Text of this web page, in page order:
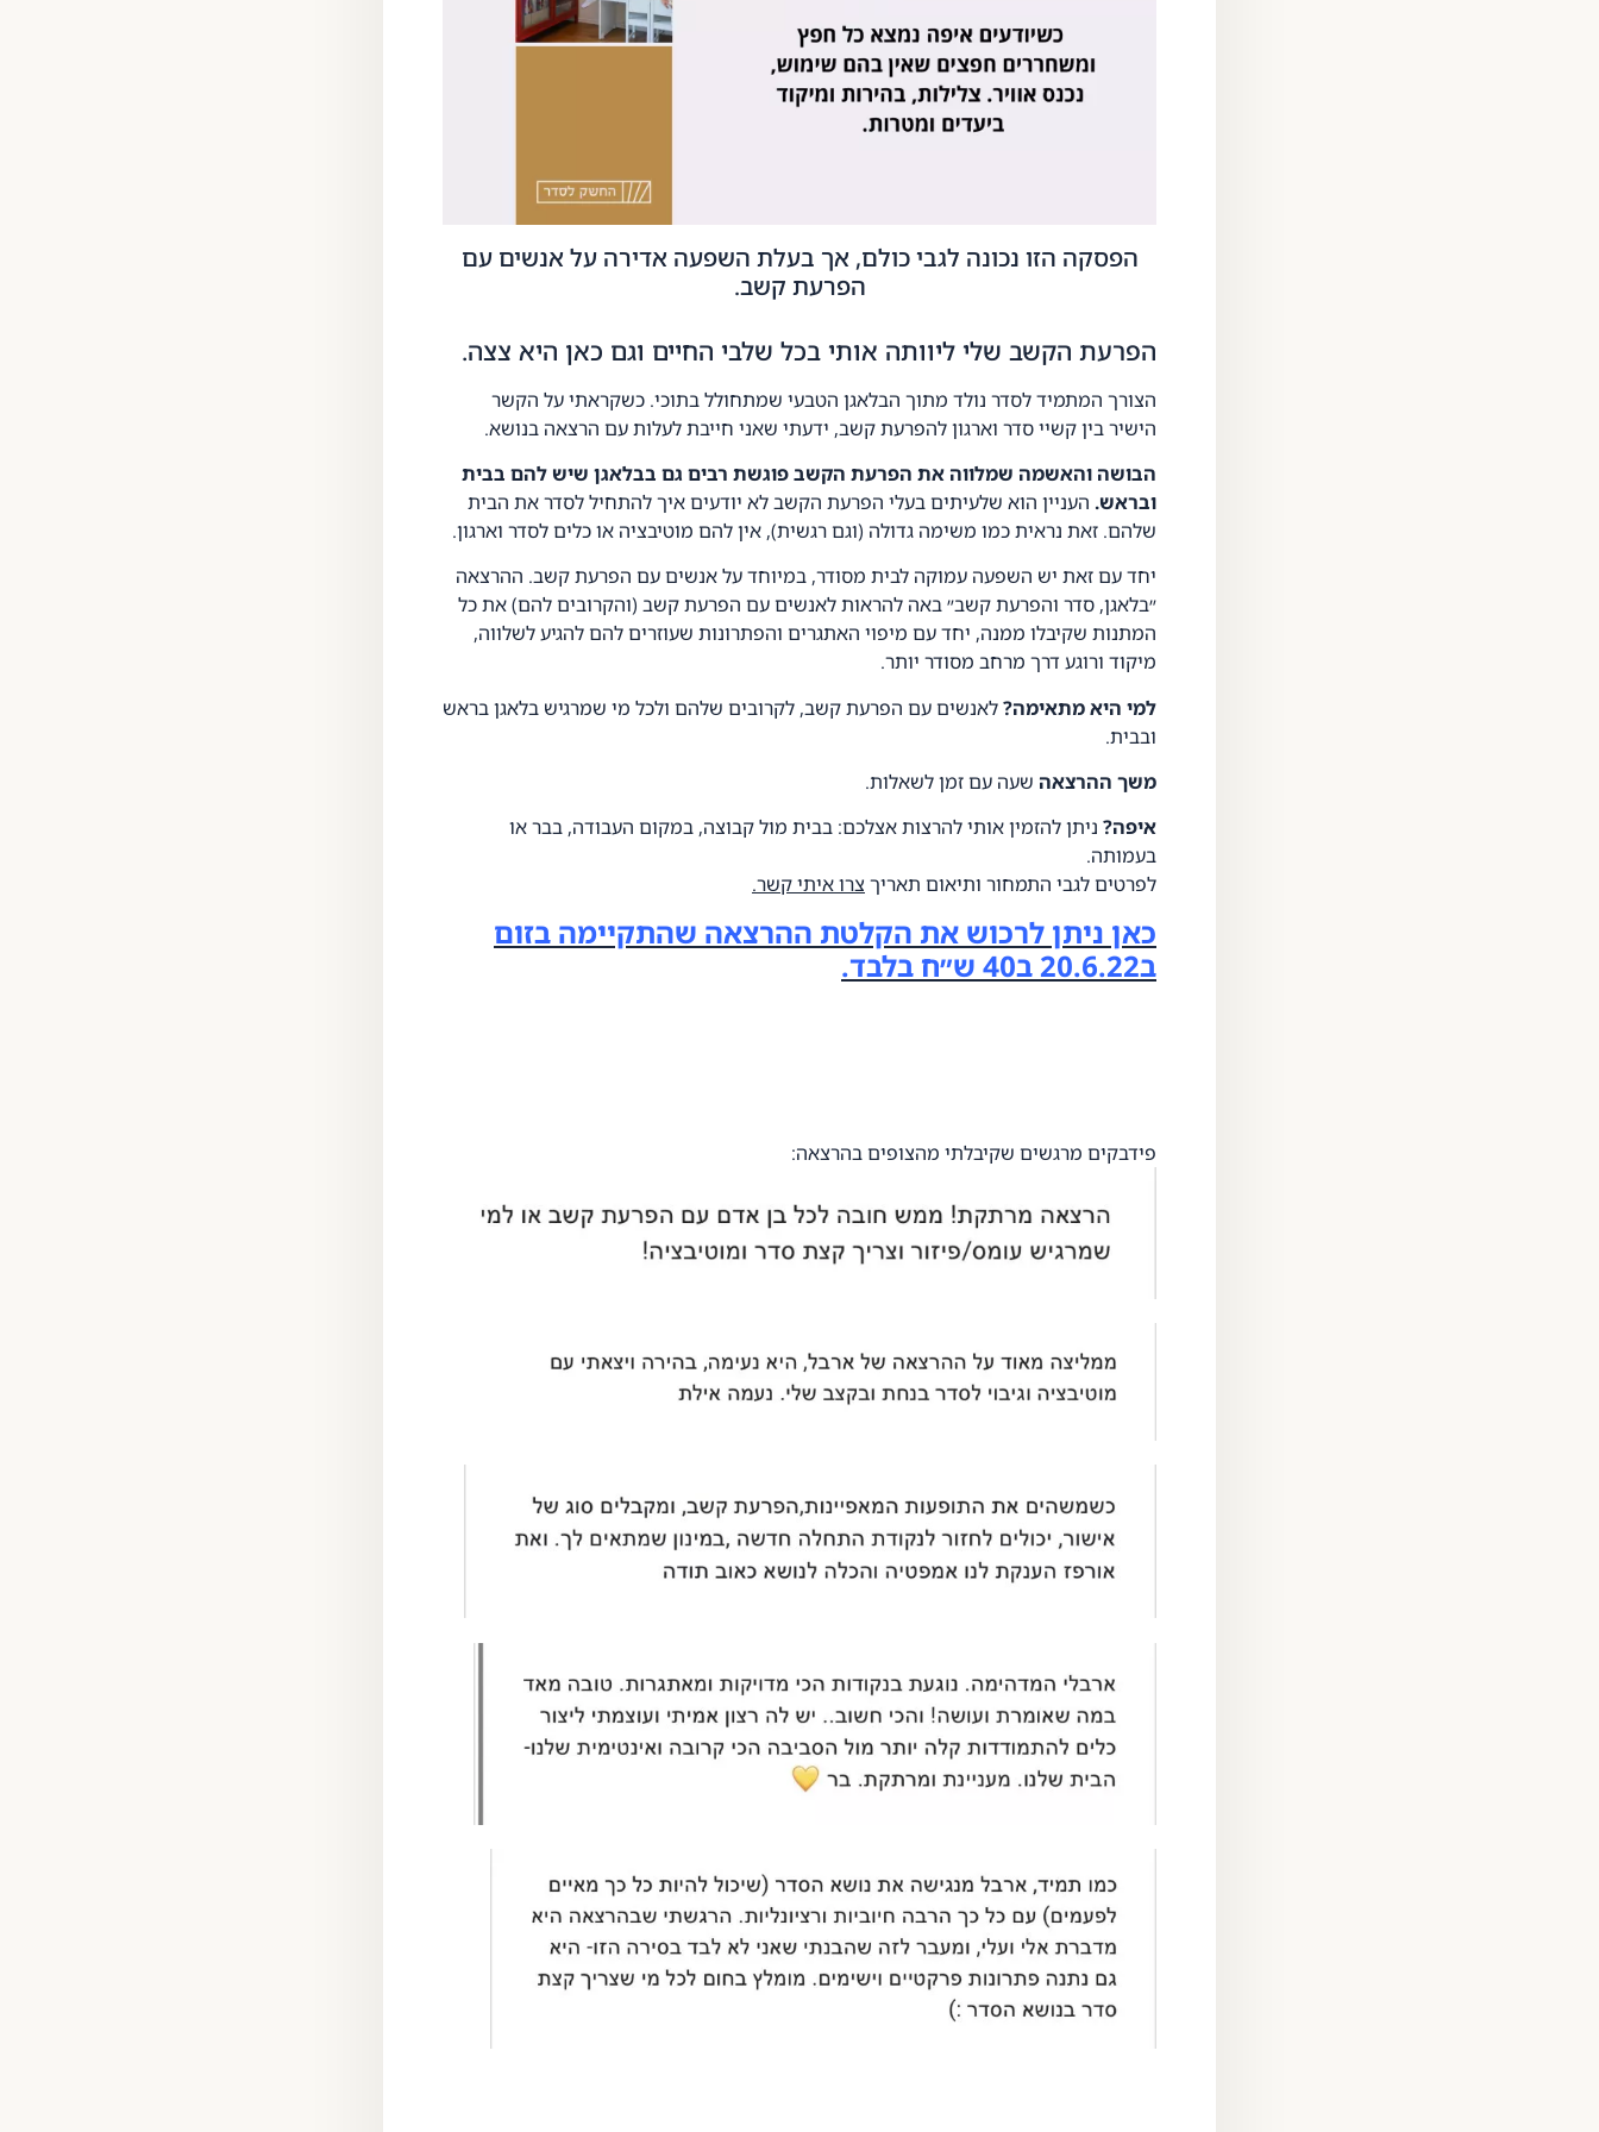
הפסקה הזו נכונה לגבי כולם, אך בעלת השפעה אדירה על אנשים עם
הפרעת קשב.
הפרעת הקשב שלי ליוותה אותי בכל שלבי החיים וגם כאן היא צצה.
הצורך המתמיד לסדר נולד מתוך הבלאגן הטבעי שמתחולל בתוכי. כשקראתי על הקשר
הישיר בין קשיי סדר וארגון להפרעת קשב, ידעתי שאני חייבת לעלות עם הרצאה בנושא.
הבושה והאשמה שמלווה את הפרעת הקשב פוגשת רבים גם בבלאגן שיש להם בבית
ובראש. העניין הוא שלעיתים בעלי הפרעת הקשב לא יודעים איך להתחיל לסדר את הבית
שלהם. זאת נראית כמו משימה גדולה (וגם רגשית), אין להם מוטיבציה או כלים לסדר וארגון.
יחד עם זאת יש השפעה עמוקה לבית מסודר, במיוחד על אנשים עם הפרעת קשב. ההרצאה
״בלאגן, סדר והפרעת קשב״ באה להראות לאנשים עם הפרעת קשב (והקרובים להם) את כל
המתנות שקיבלו ממנה, יחד עם מיפוי האתגרים והפתרונות שעוזרים להם להגיע לשלווה,
מיקוד ורוגע דרך מרחב מסודר יותר.
למי היא מתאימה?לאנשים עם הפרעת קשב, לקרובים שלהם ולכל מי שמרגיש בלאגן בראש
ובבית.
משך ההרצאה שעה עם זמן לשאלות.
איפה? ניתן להזמין אותי להרצות אצלכם: בבית מול קבוצה, במקום העבודה, בבר או
בעמותה.
לפרטים לגבי התמחור ותיאום תאריך צרו איתי קשר.
כאן ניתן לרכוש את הקלטת ההרצאה שהתקיימה בזום
ב20.6.22 ב40 ש״ח בלבד.
פידבקים מרגשים שקיבלתי מהצופים בהרצאה: